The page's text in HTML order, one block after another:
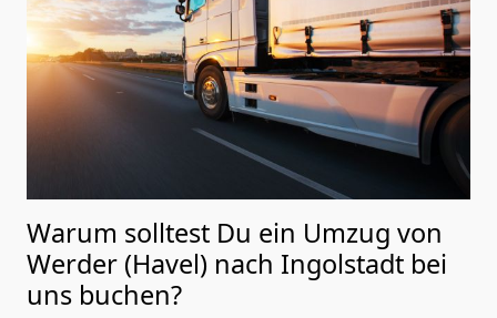
Warum solltest Du ein Umzug von
Werder (Havel) nach Ingolstadt bei
uns buchen?